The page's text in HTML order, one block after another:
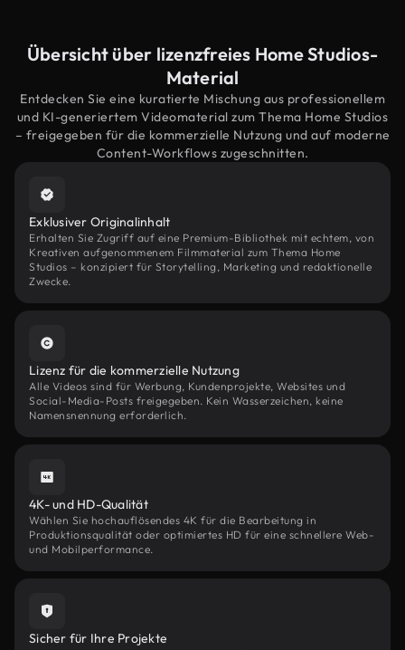
Übersicht über lizenzfreies Home Studios-
Material
Entdecken Sie eine kuratierte Mischung aus professionellem
und KI-generiertem Videomaterial zum Thema Home Studios
– freigegeben für die kommerzielle Nutzung und auf moderne
Content-Workflows zugeschnitten.
Exklusiver Originalinhalt
Erhalten Sie Zugriff auf eine Premium-Bibliothek mit echtem, von
Kreativen aufgenommenem Filmmaterial zum Thema Home
Studios – konzipiert für Storytelling, Marketing und redaktionelle
Zwecke.
Lizenz für die kommerzielle Nutzung
Alle Videos sind für Werbung, Kundenprojekte, Websites und
Social-Media-Posts freigegeben. Kein Wasserzeichen, keine
Namensnennung erforderlich.
4K- und HD-Qualität
Wählen Sie hochauflösendes 4K für die Bearbeitung in
Produktionsqualität oder optimiertes HD für eine schnellere Web-
und Mobilperformance.
Sicher für Ihre Projekte